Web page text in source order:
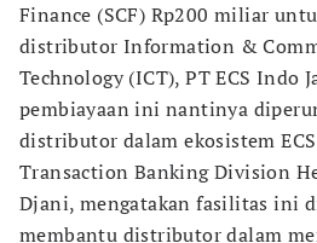
Finance (SCF) Rp200 miliar
distributor Information &
Technology (ICT), PT ECS Indo
pembiayaan ini nantinya
distributor dalam ekosistem
Transaction Banking Division
Djani, mengatakan fasilitas ini
membantu distributor dalam